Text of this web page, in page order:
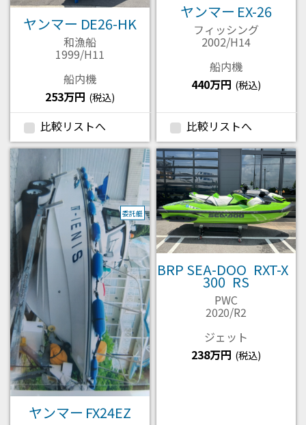
ヤンマー DE26-HK
和漁船
1999/H11
船内機
253万円 (税込)
比較リストへ
ヤンマー EX-26
フィッシング
2002/H14
船内機
440万円 (税込)
比較リストへ
ヤンマー FX24EZ
委託艇
BRP SEA-DOO RXT-X
300 RS
PWC
2020/R2
ジェット
238万円 (税込)